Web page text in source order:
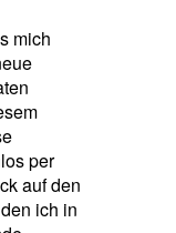
mich
per
auf den
ich in